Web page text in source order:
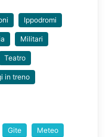
Ippodromi
Militari
Teatro
in treno
Gite Meteo